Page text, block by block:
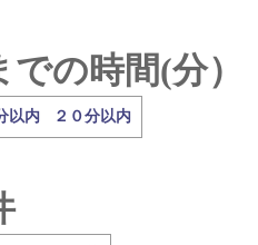
の時間(分）
以内 ２０分以内